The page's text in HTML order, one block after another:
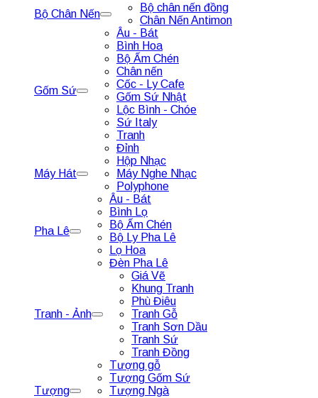
Bộ Chân Nến
Bộ chân nến đồng
Chân Nến Antimon
Gốm Sứ
Âu - Bát
Bình Hoa
Bộ Ấm Chén
Chân nến
Cốc - Ly Cafe
Gốm Sứ Nhật
Lộc Bình - Chóe
Sứ Italy
Tranh
Đỉnh
Máy Hát
Hộp Nhạc
Máy Nghe Nhạc
Polyphone
Pha Lê
Âu - Bát
Bình Lọ
Bộ Ấm Chén
Bộ Ly Pha Lê
Lọ Hoa
Đèn Pha Lê
Tranh - Ảnh
Giá Vẽ
Khung Tranh
Phù Điêu
Tranh Gỗ
Tranh Sơn Dầu
Tranh Sứ
Tranh Đồng
Tượng
Tượng gỗ
Tượng Gốm Sứ
Tượng Ngà